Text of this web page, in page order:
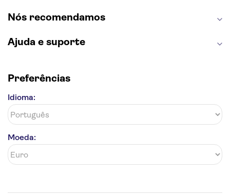
Nós recomendamos
Ajuda e suporte
Preferências
Idioma:
Moeda: